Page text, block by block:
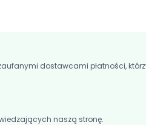
dostawcami płatności,
naszą stronę.